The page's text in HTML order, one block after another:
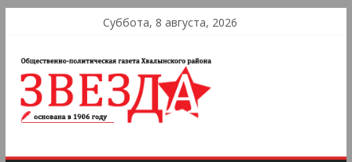
Суббота, 8 августа, 2026